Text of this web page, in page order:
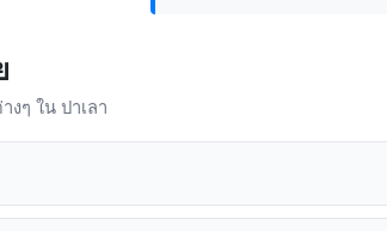
งๆ ใน ปาเลา